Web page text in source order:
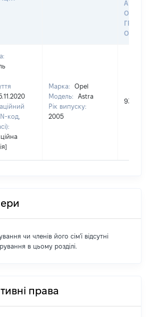
АБО
код,
Марка:
Opel
Модель:
Astra
Рік випуску:
2005
93700
чи членів його сім'ї відсутні
в цьому розділі.
права